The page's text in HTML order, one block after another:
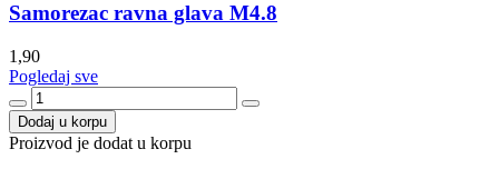
Samorezac ravna glava M4.8
1,90
Pogledaj sve
Dodaj u korpu
Proizvod je dodat u korpu